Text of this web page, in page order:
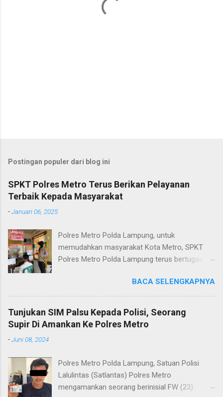
Postingan populer dari blog ini
SPKT Polres Metro Terus Berikan Pelayanan
Terbaik Kepada Masyarakat
-Januari 06, 2025
Polres Metro Polda Lampung, untuk
memudahkan masyarakat Kota Metro, SPKT
Polres Metro Polda Lampung terus bertugas
terkait layanan pengaduan, pelayanan SKCK dan
pelayanan Identifikasi sidik jari secara terpadu
kepada masyarakat. Senin (06/01/2025) Dalam
mewujudkan pelayanan prima kepolisian, SPKT
Heri Sulistyo Nugroho S.IK, M.IK mengatakan
“SPKT Polres Metro akan terus berusaha
memberikan pelayanan yang terbaik kepada
BACA SELENGKAPNYA
Tunjukan SIM Palsu Kepada Polisi, Seorang
Supir Di Amankan Ke Polres Metro
-Juni 08, 2024
Polres Metro Polda Lampung, Satuan Polisi
Lalulintas (Satlantas) Polres Metro
mengamankan seorang berinisial FW (23)